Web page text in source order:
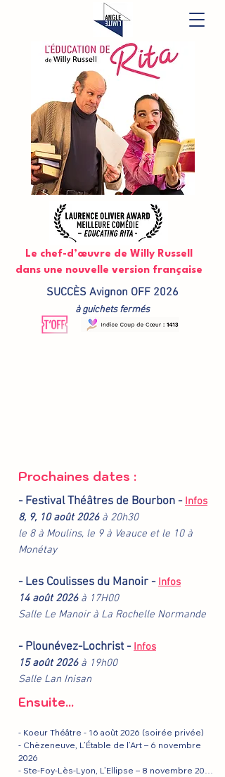
Le chef-d’œuvre de Willy Russell
dans une nouvelle version française
SUCCÈS Avignon OFF 2026
à guichets fermés
Prochaines dates :
- Festival Théâtres de Bourbon - Infos
8, 9, 10 août 2026à 20h30
le 8 à Moulins, le 9 à Veauce et le 10 à
Monétay
- Les Coulisses du Manoir - Infos
14 août 2026à 17H00
Salle Le Manoir à La Rochelle Normande
- Plounévez-Lochrist - Infos
15 août 2026à 19h00
Salle Lan Inisan
Ensuite...
- Koeur Théâtre - 16 août 2026 (soirée privée)
- Chèzeneuve, L’Étable de l’Art – 6 novembre
2026
- Ste-Foy-Lès-Lyon, L’Ellipse – 8 novembre 2026